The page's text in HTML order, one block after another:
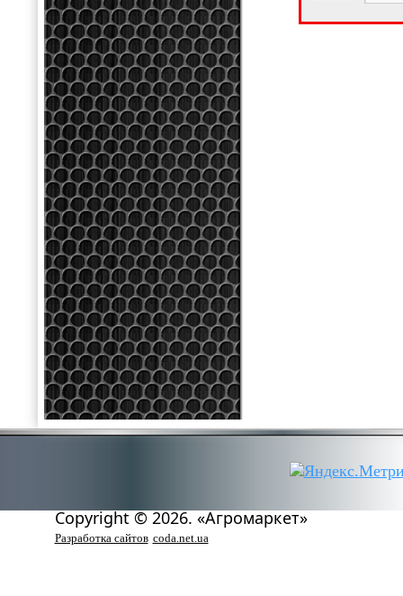
Copyright © 2026. «Агромаркет»
Разработка сайтов coda.net.ua